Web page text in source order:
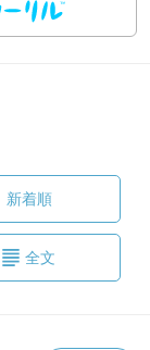
新着順
全文